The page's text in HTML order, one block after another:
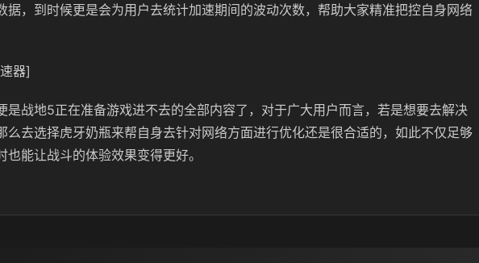
据，到时候更是会为用户去统计加速期间的波动次数，帮助大家精准把控自身网络
器]
是战地5正在准备游戏进不去的全部内容了，对于广大用户而言，若是想要去解决
么去选择虎牙奶瓶来帮自身去针对网络方面进行优化还是很合适的，如此不仅足够
也能让战斗的体验效果变得更好。